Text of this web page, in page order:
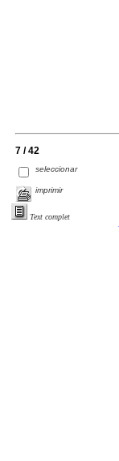
7 / 42
seleccionar
imprimir
Text complet